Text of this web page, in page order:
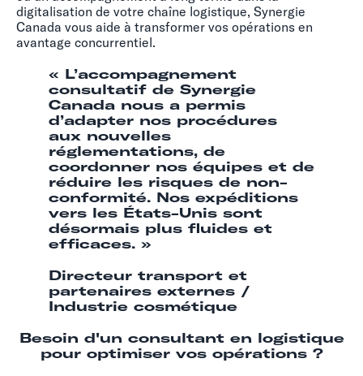
digitalisation de votre chaîne logistique, Synergie
Canada vous aide à transformer vos opérations en
avantage concurrentiel.
« L’accompagnement
consultatif de Synergie
Canada nous a permis
d’adapter nos procédures
aux nouvelles
réglementations, de
coordonner nos équipes et de
réduire les risques de non-
conformité. Nos expéditions
vers les États-Unis sont
désormais plus fluides et
efficaces. »
Directeur transport et
partenaires externes /
Industrie cosmétique
Besoin d'un consultant en logistique
pour optimiser vos opérations ?